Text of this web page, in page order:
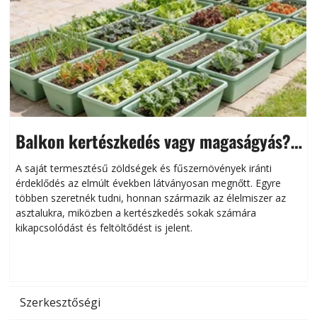
Balkon kertészkedés vagy magaságyás?
Helytakarékos kertészkedés
A saját termesztésű zöldségek és fűszernövények iránti
érdeklődés az elmúlt években látványosan megnőtt. Egyre
többen szeretnék tudni, honnan származik az élelmiszer az
asztalukra, miközben a kertészkedés sokak számára
kikapcsolódást és feltöltődést is jelent.
Szerkesztőségi